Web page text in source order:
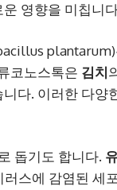
영향을 미칩니
코노스톡은 김치
다. 이러한 다양
돕기도 합니다.
스에 감염된 세